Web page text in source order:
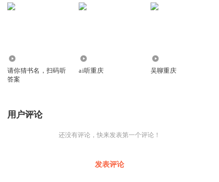
请你猜书名，扫码听
答案
ai听重庆 吴聊重庆
用户评论
还没有评论，快来发表第一个评论！
发表评论